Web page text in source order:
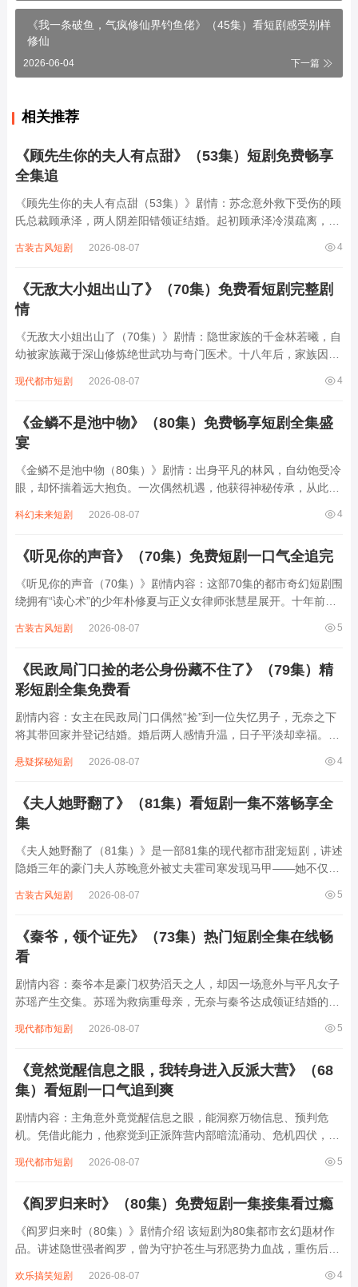
《我一条破鱼，气疯修仙界钓鱼佬》（45集）看短剧感受别样
修仙
2026-06-04 下一篇
相关推荐
《顾先生你的夫人有点甜》（53集）短剧免费畅享
全集追
《顾先生你的夫人有点甜（53集）》剧情：苏念意外救下受伤的顾
氏总裁顾承泽，两人阴差阳错领证结婚。起初顾承泽冷漠疏离，苏
泽暗中相护；而苏念凭借自身能力在珠宝设计领域崭露头角，更帮
4
古装古风短剧 2026-08-07
《无敌大小姐出山了》（70集）免费看短剧完整剧
情
《无敌大小姐出山了（70集）》剧情：隐世家族的千金林若曦，自
幼被家族藏于深山修炼绝世武功与奇门医术。十八年后，家族因卷
凭借超凡身手与智慧，一边化解家族危机，一边结识了一群性格各
4
现代都市短剧 2026-08-07
《金鳞不是池中物》（80集）免费畅享短剧全集盛
宴
《金鳞不是池中物（80集）》剧情：出身平凡的林风，自幼饱受冷
眼，却怀揣着远大抱负。一次偶然机遇，他获得神秘传承，从此人
与各方势力斗智斗勇，化解重重危机，打造出商业帝国。感情上，
4
科幻未来短剧 2026-08-07
《听见你的声音》（70集）免费短剧一口气全追完
《听见你的声音（70集）》剧情内容：这部70集的都市奇幻短剧围
绕拥有“读心术”的少年朴修夏与正义女律师张慧星展开。十年前，
年龄太小无法为父亲作证。十年后，已成为律师的慧星意外卷入修
5
古装古风短剧 2026-08-07
《民政局门口捡的老公身份藏不住了》（79集）精
彩短剧全集免费看
剧情内容：女主在民政局门口偶然“捡”到一位失忆男子，无奈之下
将其带回家并登记结婚。婚后两人感情升温，日子平淡却幸福。然
人，背后有着复杂的商业斗争和家族恩怨。随着身份逐渐暴露，各
4
悬疑探秘短剧 2026-08-07
《夫人她野翻了》（81集）看短剧一集不落畅享全
集
《夫人她野翻了（81集）》是一部81集的现代都市甜宠短剧，讲述
隐婚三年的豪门夫人苏晚意外被丈夫霍司寒发现马甲——她不仅是
为自己掌控全局时，苏晚却用一场精心策划的“离婚局”反将一军，
5
古装古风短剧 2026-08-07
《秦爷，领个证先》（73集）热门短剧全集在线畅
看
剧情内容：秦爷本是豪门权势滔天之人，却因一场意外与平凡女子
苏瑶产生交集。苏瑶为救病重母亲，无奈与秦爷达成领证结婚的交
恩怨不断涌现，各方势力觊觎秦家产业，试图破坏他们的感情。苏
5
现代都市短剧 2026-08-07
《竟然觉醒信息之眼，我转身进入反派大营》（68
集）看短剧一口气追到爽
剧情内容：主角意外竟觉醒信息之眼，能洞察万物信息、预判危
机。凭借此能力，他察觉到正派阵营内部暗流涌动、危机四伏，而
派大营。在这充满算计与阴谋的地方，他凭借信息之眼一次次识破
5
现代都市短剧 2026-08-07
《阎罗归来时》（80集）免费短剧一集接集看过瘾
《阎罗归来时（80集）》剧情介绍 该短剧为80集都市玄幻题材作
品。讲述隐世强者阎罗，曾为守护苍生与邪恶势力血战，重伤后隐
序、危害人间。阎罗感知到危机，毅然决定归来。他凭借超凡实力
4
欢乐搞笑短剧 2026-08-07